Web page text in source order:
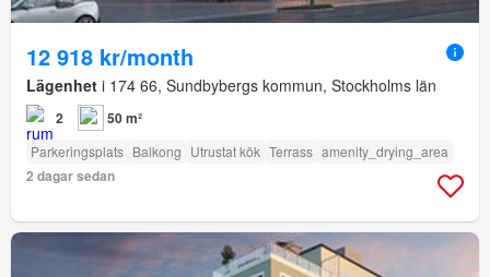
12 918 kr/month
Lägenhet i 174 66, Sundbybergs kommun, Stockholms län
2 50 m²
Parkeringsplats Balkong Utrustat kök Terrass amenity_drying_area
2 dagar sedan